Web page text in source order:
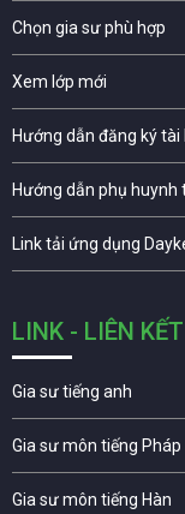
Chọn gia sư phù hợp
Xem lớp mới
Hướng dẫn đăng ký
Hướng dẫn phụ
Link tải ứng dụng
LINK - LIÊN KẾT
Gia sư tiếng anh
Gia sư môn tiếng Pháp
Gia sư môn tiếng Hàn